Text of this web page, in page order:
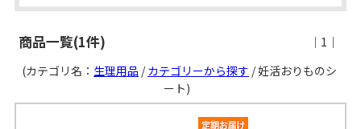
商品一覧(1件)
｜1｜
(カテゴリ名： 生理用品 /カテゴリーから探す / 妊活おりものシ
ート)